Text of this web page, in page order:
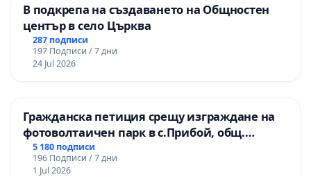
В подкрепа на създаването на Общностен
център в село Църква
287 подписи
197 Подписи / 7 дни
24 Jul 2026
Гражданска петиция срещу изграждане на
фотоволтаичен парк в с.Прибой, общ.
Радомир
5 180 подписи
196 Подписи / 7 дни
1 Jul 2026